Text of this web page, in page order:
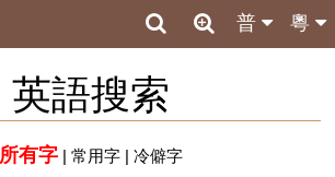
粵
普
英語搜索
所有字| 常用字| 冷僻字